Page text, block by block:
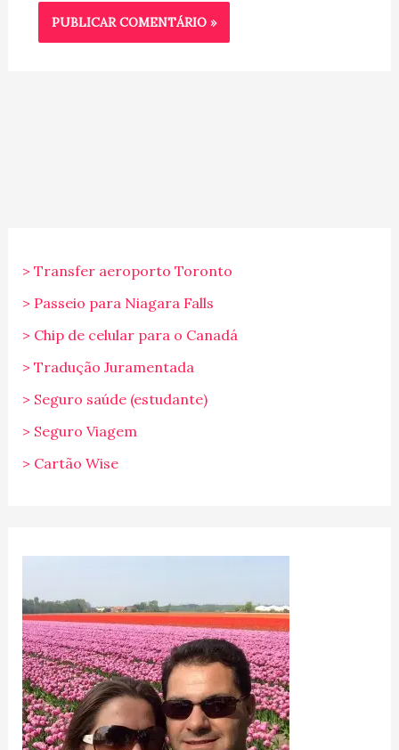
> Transfer aeroporto Toronto
> Passeio para Niagara Falls
> Chip de celular para o Canadá
> Tradução Juramentada
> Seguro saúde (estudante)
> Seguro Viagem
> Cartão Wise